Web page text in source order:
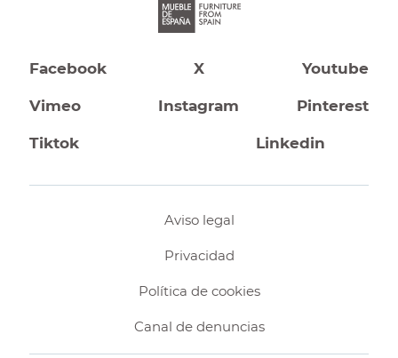
Facebook X Youtube
Vimeo Instagram Pinterest
Tiktok Linkedin
Aviso legal
Privacidad
Política de cookies
Canal de denuncias